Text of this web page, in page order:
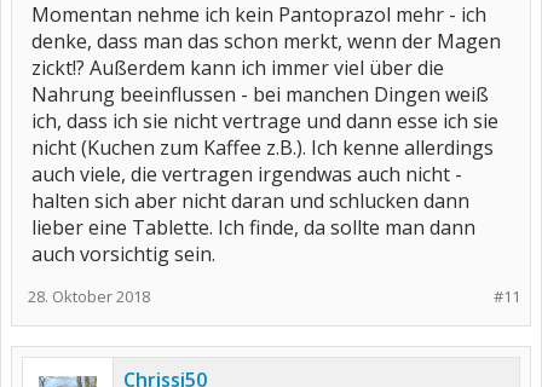
Momentan nehme ich kein Pantoprazol mehr - ich
denke, dass man das schon merkt, wenn der Magen
zickt!? Außerdem kann ich immer viel über die
Nahrung beeinflussen - bei manchen Dingen weiß
ich, dass ich sie nicht vertrage und dann esse ich sie
nicht (Kuchen zum Kaffee z.B.). Ich kenne allerdings
auch viele, die vertragen irgendwas auch nicht -
halten sich aber nicht daran und schlucken dann
lieber eine Tablette. Ich finde, da sollte man dann
auch vorsichtig sein.
#11
28. Oktober 2018
Chrissi50